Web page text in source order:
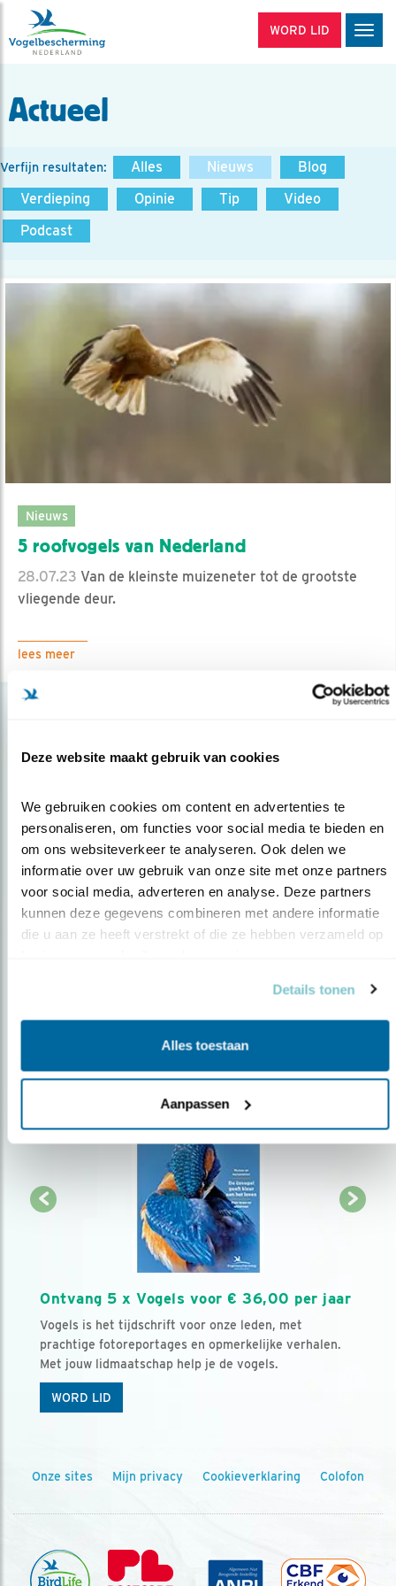
Deze website maakt gebruik van cookies
We gebruiken cookies om content en advertenties te
personaliseren, om functies voor social media te bieden en
om ons websiteverkeer te analyseren. Ook delen we
informatie over uw gebruik van onze site met onze partners
voor social media, adverteren en analyse. Deze partners
kunnen deze gegevens combineren met andere informatie
die u aan ze heeft verstrekt of die ze hebben verzameld op
Details tonen
Alles toestaan
Aanpassen
WORD LID
Actueel
Verfijn resultaten: Alles Nieuws
Blog
Verdieping
Opinie Tip
Video
Podcast
Nieuws
5 roofvogels van Nederland
28.07.23 Van de kleinste muizeneter tot de grootste
vliegende deur.
lees meer
Op de hoogte blijven?
over vogels en activiteiten van Vogelbescherming.
AANMELDEN VOGELNIEUWS
Ontvang 5 x Vogels voor € 36,00 per jaar
Vogels is het tijdschrift voor onze leden, met
prachtige fotoreportages en opmerkelijke verhalen.
Met jouw lidmaatschap help je de vogels.
WORD LID
Onze sites Mijn privacy Cookieverklaring Colofon